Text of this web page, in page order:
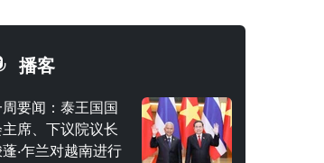
播客
要闻：泰王国国
席、下议院议长
·乍兰对越南进行